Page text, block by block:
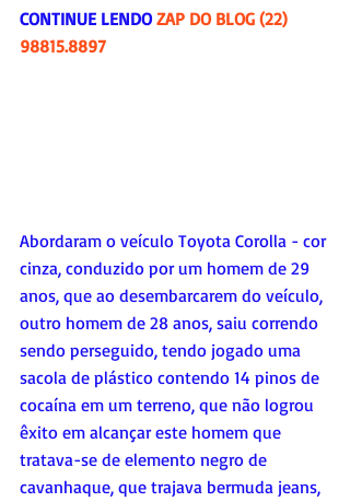
CONTINUE LENDO ZAP DO BLOG (22)
98815.8897
Abordaram o veículo Toyota Corolla - cor
cinza, conduzido por um homem de 29
anos, que ao desembarcarem do veículo,
outro homem de 28 anos, saiu correndo
sendo perseguido, tendo jogado uma
sacola de plástico contendo 14 pinos de
cocaína em um terreno, que não logrou
êxito em alcançar este homem que
tratava-se de elemento negro de
cavanhaque, que trajava bermuda jeans,